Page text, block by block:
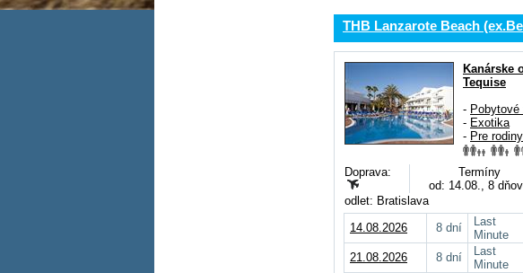
THB Lanzarote Beach
Kanárske
Tequise
-
- Exotika
- Pre
Doprava:
Termíny
od: 14.08., 8
odlet: Bratislava
14.08.2026
8 dní
Last
Minute
21.08.2026 8 dní
Last
Minute